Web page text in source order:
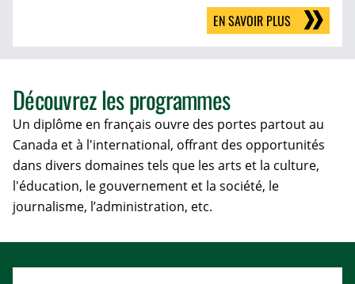
EN SAVOIR PLUS
Découvrez les programmes
Un diplôme en français ouvre des portes partout au
Canada et à l'international, offrant des opportunités
dans divers domaines tels que les arts et la culture,
l'éducation, le gouvernement et la société, le
journalisme, l’administration, etc.